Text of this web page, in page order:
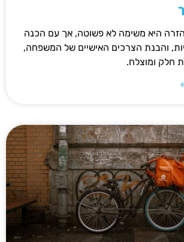
היא משימה לא פשוטה, אך עם הכנה
והבנת הצרכים האישיים של המשפחה,
חלק ומוצלח.